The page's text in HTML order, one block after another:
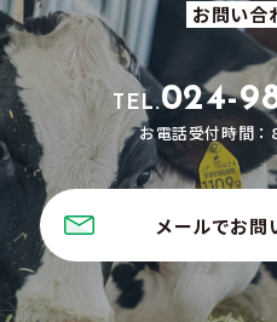
お問い合
TEL.024-
お電話受付時間：
メールでお問